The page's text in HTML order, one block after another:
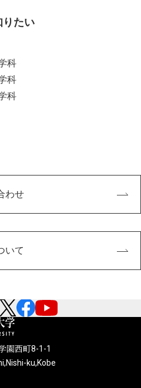
りたい
科
科
科
わせ
いて
した建築、既存ストックの
を生み出す取組み、木材を
りなど、
る優れた事例を表彰し、そ
ることを目的としている。
デザイン賞受賞作品
園西町8-1-1
ku,Kobe